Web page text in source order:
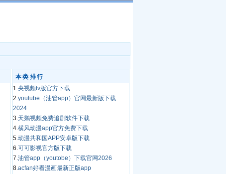
本类排行
1.央视频tv版官方下载
2.youtube（油管app）官网最新版下载
2024
3.天鹅视频免费追剧软件下载
4.横风动漫app官方免费下载
5.动漫共和国APP安卓版下载
6.可可影视官方版下载
7.油管app（youtobe）下载官网2026
8.acfan好看漫画最新正版app